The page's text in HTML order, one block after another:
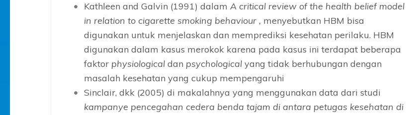
Kathleen and Galvin (1991) dalam A critical review of the health belief model
in relation to cigarette smoking behaviour , menyebutkan HBM bisa
digunakan untuk menjelaskan dan memprediksi kesehatan perilaku. HBM
digunakan dalam kasus merokok karena pada kasus ini terdapat beberapa
faktor physiological dan psychological yang tidak berhubungan dengan
masalah kesehatan yang cukup mempengaruhi
Sinclair, dkk (2005) di makalahnya yang menggunakan data dari studi
kampanye pencegahan cedera benda tajam di antara petugas kesehatan di